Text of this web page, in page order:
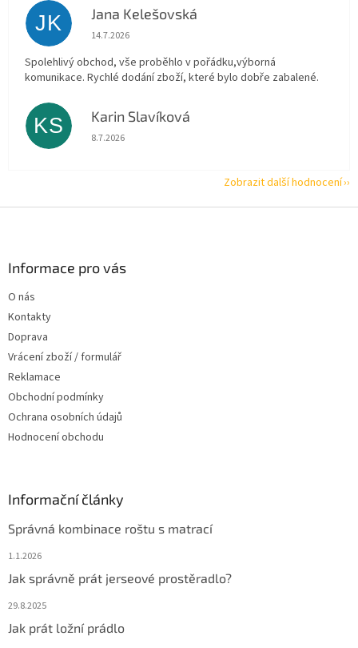
JK Jana Kelešovská
Hodnocení obchodu je 5 z 5 hvězdiček.
14.7.2026
Spolehlivý obchod, vše proběhlo v pořádku,výborná
komunikace. Rychlé dodání zboží, které bylo dobře zabalené.
KS Karin Slavíková
Hodnocení obchodu je 5 z 5 hvězdiček.
8.7.2026
Zobrazit další hodnocení
Informace pro vás
O nás
Kontakty
Doprava
Vrácení zboží / formulář
Reklamace
Obchodní podmínky
Ochrana osobních údajů
Hodnocení obchodu
Informační články
Správná kombinace roštu s matrací
1.1.2026
Jak správně prát jerseové prostěradlo?
29.8.2025
Jak prát ložní prádlo